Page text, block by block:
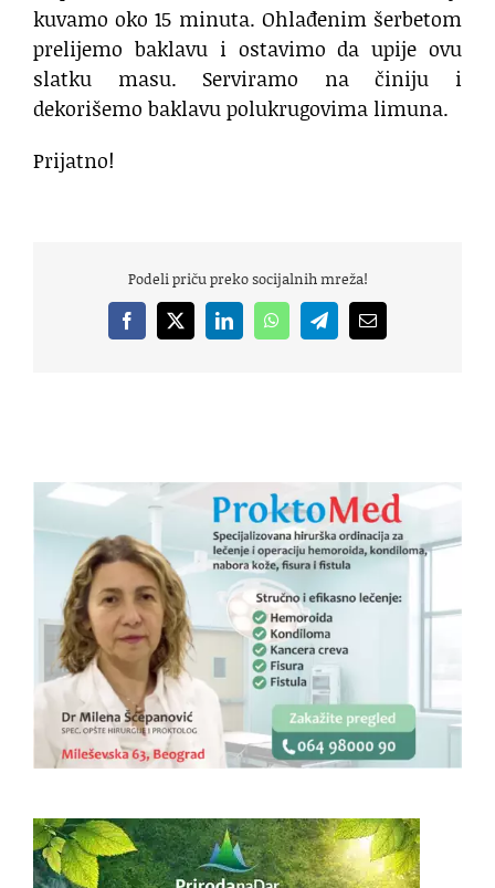
kuvamo oko 15 minuta. Ohlađenim šerbetom
prelijemo baklavu i ostavimo da upije ovu
slatku masu. Serviramo na činiju i
dekorišemo baklavu polukrugovima limuna.
Prijatno!
Podeli priču preko socijalnih mreža!
Facebook
X LinkedInWhatsAppTelegramEmail